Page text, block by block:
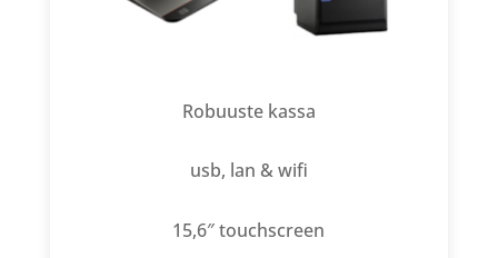
Robuuste kassa
usb, lan & wifi
15,6″ touchscreen